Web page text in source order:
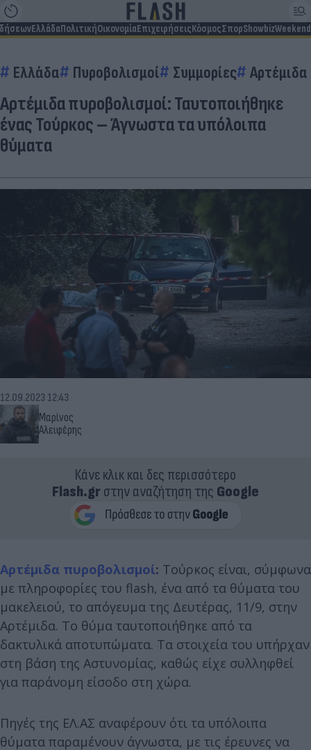
ΕλλάδαΠολιτικήΟικονομίαΕπιχειρήσειςΚόσμοςΣπορShowbizWeekend
Ελλάδα Πυροβολισμοί Συμμορίες Αρτέμιδα
Αρτέμιδα πυροβολισμοί: Ταυτοποιήθηκε
ένας Τούρκος – Άγνωστα τα υπόλοιπα
θύματα
Μαρίνος
Αλειφέρης
12.09.2023 12:43
Κάνε κλικ και δες περισσότερο
Flash.grστην αναζήτηση της Google
Αρτέμιδα πυροβολισμοί: Τούρκος είναι, σύμφωνα
με πληροφορίες του flash, ένα από τα θύματα του
μακελειού, το απόγευμα της Δευτέρας, 11/9, στην
Αρτέμιδα. Το θύμα ταυτοποιήθηκε από τα
δακτυλικά αποτυπώματα. Τα στοιχεία του υπήρχαν
στη βάση της Αστυνομίας, καθώς είχε συλληφθεί
για παράνομη είσοδο στη χώρα.
Πηγές της ΕΛ.ΑΣ αναφέρουν ότι τα υπόλοιπα
θύματα παραμένουν άγνωστα, με τις έρευνες να